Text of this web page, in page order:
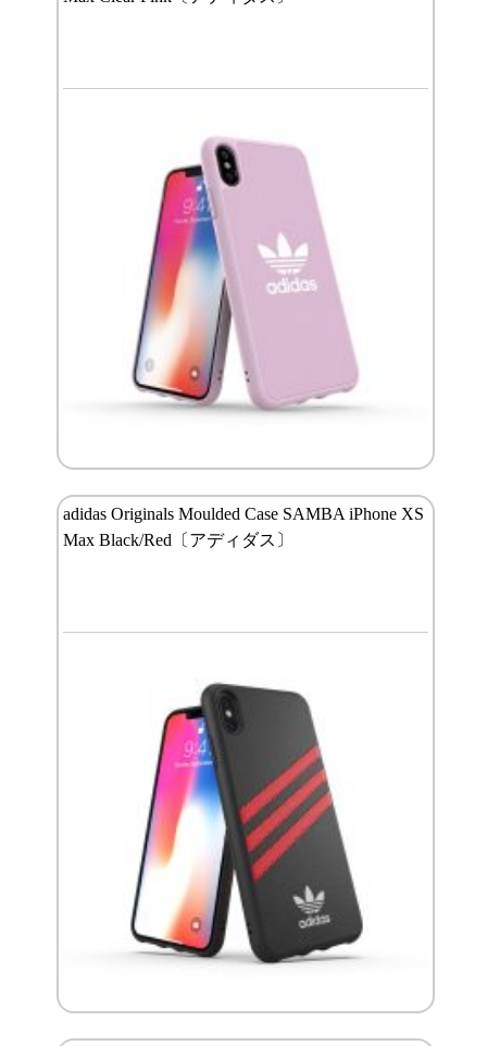
adidas Originals Moulded Case SAMBA iPhone XS
Max Black/Red〔アディダス〕